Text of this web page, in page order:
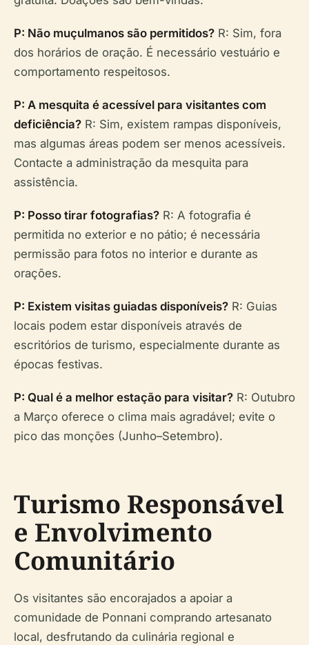
P: Não muçulmanos são permitidos? R: Sim, fora
dos horários de oração. É necessário vestuário e
comportamento respeitosos.
P: A mesquita é acessível para visitantes com
deficiência? R: Sim, existem rampas disponíveis,
mas algumas áreas podem ser menos acessíveis.
Contacte a administração da mesquita para
assistência.
P: Posso tirar fotografias? R: A fotografia é
permitida no exterior e no pátio; é necessária
permissão para fotos no interior e durante as
orações.
P: Existem visitas guiadas disponíveis? R: Guias
locais podem estar disponíveis através de
escritórios de turismo, especialmente durante as
épocas festivas.
P: Qual é a melhor estação para visitar? R: Outubro
a Março oferece o clima mais agradável; evite o
pico das monções (Junho–Setembro).
Turismo Responsável
e Envolvimento
Comunitário
Os visitantes são encorajados a apoiar a
comunidade de Ponnani comprando artesanato
local, desfrutando da culinária regional e